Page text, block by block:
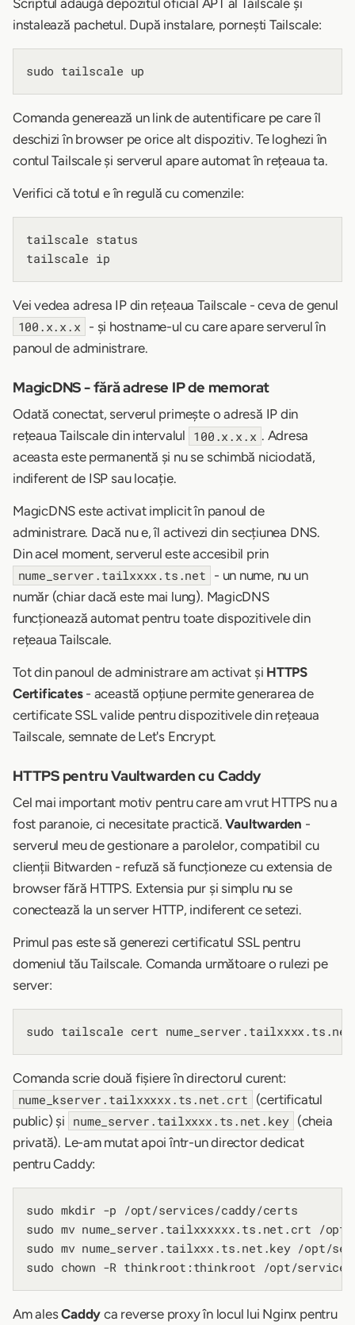
Scriptul adaugă depozitul oficial APT al Tailscale și
instalează pachetul. După instalare, pornești Tailscale:
Comanda generează un link de autentificare pe care îl
deschizi în browser pe orice alt dispozitiv. Te loghezi în
contul Tailscale și serverul apare automat în rețeaua ta.
Verifici că totul e în regulă cu comenzile:
tailscale status
Vei vedea adresa IP din rețeaua Tailscale - ceva de genul
100.x.x.x
- și hostname-ul cu care apare serverul în
panoul de administrare.
MagicDNS - fără adrese IP de memorat
Odată conectat, serverul primește o adresă IP din
rețeaua Tailscale din intervalul
100.x.x.x . Adresa
aceasta este permanentă și nu se schimbă niciodată,
indiferent de ISP sau locație.
MagicDNS este activat implicit în panoul de
administrare. Dacă nu e, îl activezi din secțiunea DNS.
Din acel moment, serverul este accesibil prin
nume_server.tailxxxx.ts.net
- un nume, nu un
număr (chiar dacă este mai lung). MagicDNS
funcționează automat pentru toate dispozitivele din
rețeaua Tailscale.
Tot din panoul de administrare am activat și HTTPS
Certificates- această opțiune permite generarea de
certificate SSL valide pentru dispozitivele din rețeaua
Tailscale, semnate de Let's Encrypt.
HTTPS pentru Vaultwarden cu Caddy
Cel mai important motiv pentru care am vrut HTTPS nu a
fost paranoie, ci necesitate practică.Vaultwarden -
serverul meu de gestionare a parolelor, compatibil cu
clienții Bitwarden - refuză să funcționeze cu extensia de
browser fără HTTPS. Extensia pur și simplu nu se
conectează la un server HTTP, indiferent ce setezi.
Primul pas este să generezi certificatul SSL pentru
domeniul tău Tailscale. Comanda următoare o rulezi pe
server:
Comanda scrie două fișiere în directorul curent:
nume_kserver.tailxxxxx.ts.net.crt
(certificatul
public) și
nume_server.tailxxxx.ts.net.key
(cheia
privată). Le-am mutat apoi într-un director dedicat
pentru Caddy:
sudo mkdir -p /opt/services/caddy/certs
sudo mv nume_server.tailxxxxxx.ts.net.crt /
sudo mv nume_server.tailxxx.ts.net.key /opt/
Am alesCaddy ca reverse proxy în locul lui Nginx pentru